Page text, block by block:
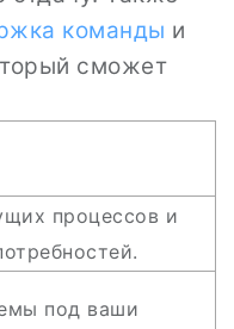
команды и
сможет
процессов и
под ваши